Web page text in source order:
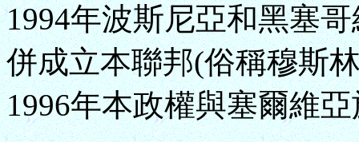
1994年波斯尼亞和黑塞
併成立本聯邦(俗稱穆斯
1996年本政權與塞爾維